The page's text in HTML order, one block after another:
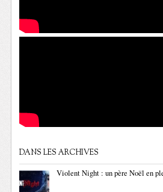
DANS LES ARCHIVES
Violent Night : un père Noël en